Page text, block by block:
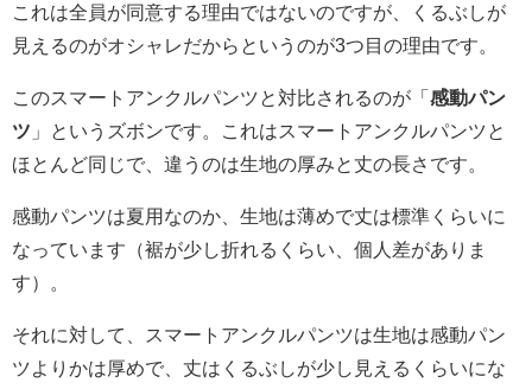
これは全員が同意する理由ではないのですが、くるぶしが
見えるのがオシャレだからというのが3つ目の理由です。
このスマートアンクルパンツと対比されるのが「 感動パン
ツ 」というズボンです。これはスマートアンクルパンツと
ほとんど同じで、違うのは生地の厚みと丈の長さです。
感動パンツは夏用なのか、生地は薄めで丈は標準くらいに
なっています（裾が少し折れるくらい、個人差がありま
す）。
それに対して、スマートアンクルパンツは生地は感動パン
ツよりかは厚めで、丈はくるぶしが少し見えるくらいにな